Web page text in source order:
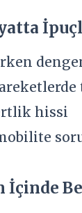
hissi
İçinde